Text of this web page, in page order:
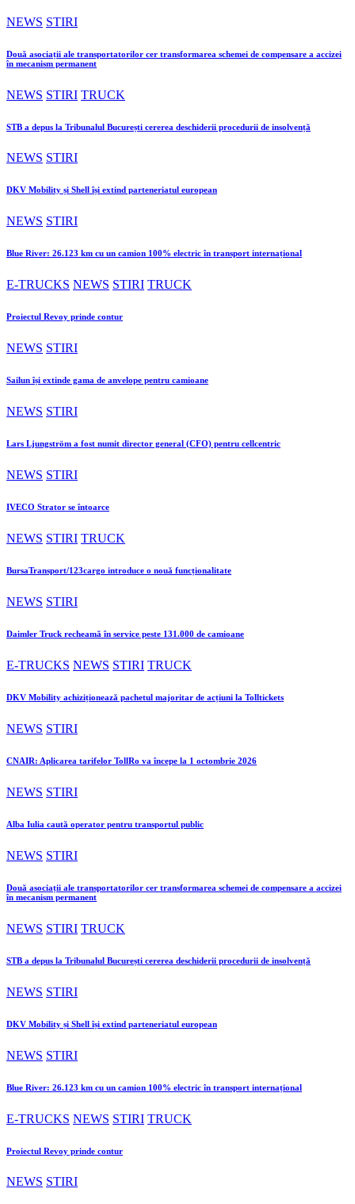
NEWS STIRI
Două asociații ale transportatorilor cer transformarea schemei de compensare a accizei
în mecanism permanent
NEWS STIRI TRUCK
STB a depus la Tribunalul București cererea deschiderii procedurii de insolvență
NEWS STIRI
DKV Mobility și Shell își extind parteneriatul european
NEWS STIRI
Blue River: 26.123 km cu un camion 100% electric în transport internațional
E-TRUCKS NEWS STIRI TRUCK
Proiectul Revoy prinde contur
NEWS STIRI
Sailun își extinde gama de anvelope pentru camioane
NEWS STIRI
Lars Ljungström a fost numit director general (CFO) pentru cellcentric
NEWS STIRI
IVECO Strator se întoarce
NEWS STIRI TRUCK
BursaTransport/123cargo introduce o nouă funcționalitate
NEWS STIRI
Daimler Truck recheamă în service peste 131.000 de camioane
E-TRUCKS NEWS STIRI TRUCK
DKV Mobility achiziționează pachetul majoritar de acțiuni la Tolltickets
NEWS STIRI
CNAIR: Aplicarea tarifelor TollRo va începe la 1 octombrie 2026
NEWS STIRI
Alba Iulia caută operator pentru transportul public
NEWS STIRI
Două asociații ale transportatorilor cer transformarea schemei de compensare a accizei
în mecanism permanent
NEWS STIRI TRUCK
STB a depus la Tribunalul București cererea deschiderii procedurii de insolvență
NEWS STIRI
DKV Mobility și Shell își extind parteneriatul european
NEWS STIRI
Blue River: 26.123 km cu un camion 100% electric în transport internațional
E-TRUCKS NEWS STIRI TRUCK
Proiectul Revoy prinde contur
NEWS STIRI